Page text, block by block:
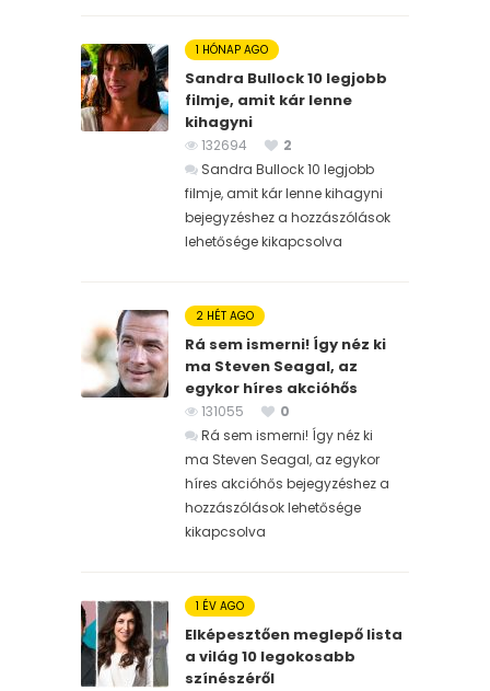
1 HÓNAP AGO
Sandra Bullock 10 legjobb
filmje, amit kár lenne
kihagyni
132694
2
Sandra Bullock 10 legjobb
filmje, amit kár lenne kihagyni
bejegyzéshez a hozzászólások
lehetősége kikapcsolva
2 HÉT AGO
Rá sem ismerni! Így néz ki
ma Steven Seagal, az
egykor híres akcióhős
131055
0
Rá sem ismerni! Így néz ki
ma Steven Seagal, az egykor
híres akcióhős bejegyzéshez a
hozzászólások lehetősége
kikapcsolva
1 ÉV AGO
Elképesztően meglepő lista
a világ 10 legokosabb
színészéről